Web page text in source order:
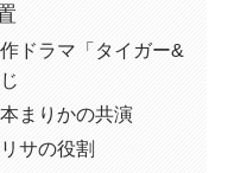
ドラマ「タイガー&
まりかの共演
サの役割